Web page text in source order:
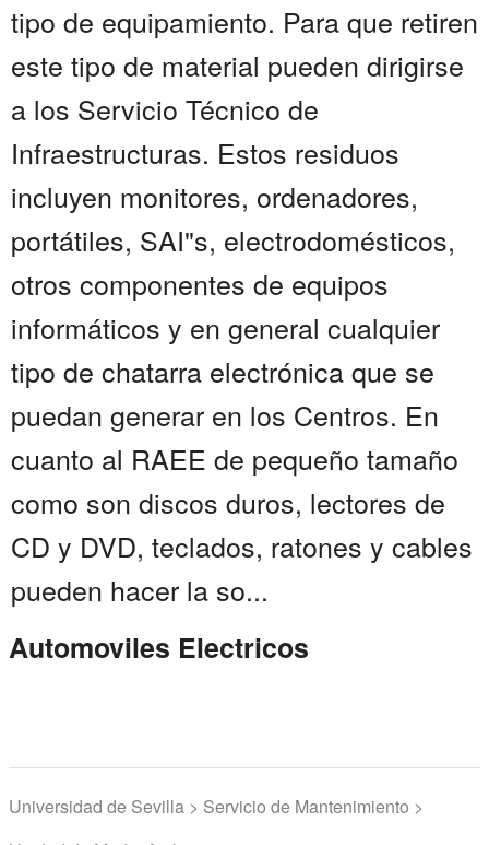
tipo de equipamiento. Para que retiren
este tipo de material pueden dirigirse
a los Servicio Técnico de
Infraestructuras. Estos residuos
incluyen monitores, ordenadores,
portátiles, SAI"s, electrodomésticos,
otros componentes de equipos
informáticos y en general cualquier
tipo de chatarra electrónica que se
puedan generar en los Centros. En
cuanto al RAEE de pequeño tamaño
como son discos duros, lectores de
CD y DVD, teclados, ratones y cables
pueden hacer la so...
Automoviles Electricos
Universidad de Sevilla > Servicio de Mantenimiento >